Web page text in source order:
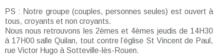
PS : Notre groupe (couples, personnes seules) est ouvert à
tous, croyants et non croyants.
Nous nous retrouvons les 2èmes et 4èmes jeudis de 14H30
à 17H00 salle Quilan, tout contre l’église St Vincent de Paul,
rue Victor Hugo à Sotteville-lès-Rouen.